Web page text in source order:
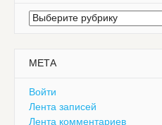
Рубрики
МЕТА
Войти
Лента записей
Лента комментариев